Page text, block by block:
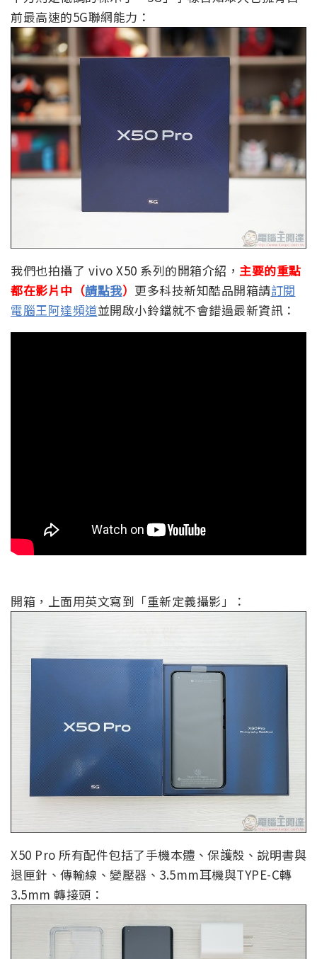
前最高速的5G聯網能力：
我們也拍攝了 vivo X50 系列的開箱介紹， 主要的重點
都在影片中（請點我） 更多科技新知酷品開箱請訂閱
電腦王阿達頻道並開啟小鈴鐺就不會錯過最新資訊：
開箱，上面用英文寫到「重新定義攝影」：
X50 Pro 所有配件包括了手機本體、保護殼、說明書與
退匣針、傳輸線、變壓器、3.5mm耳機與TYPE-C轉
3.5mm 轉接頭：